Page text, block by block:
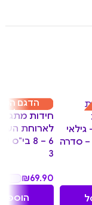
– סדרה
הדגם הכי
פופולריחידות
לארוחת
6 – 8
3
₪69.90